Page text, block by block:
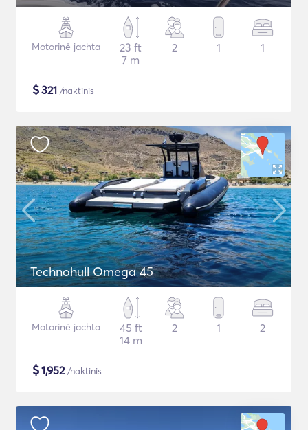
Motorinė jachta
23 ft
7 m
2 1 1
$321 /naktinis
Technohull Omega 45
Motorinė jachta
45 ft
14 m
2 1 2
$1,952/naktinis